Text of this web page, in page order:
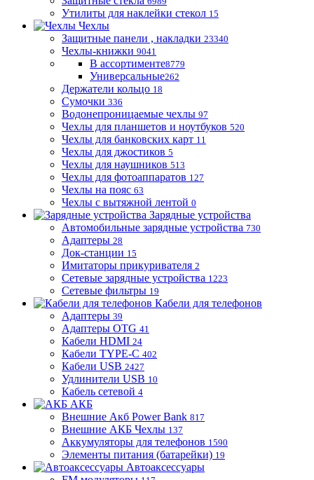
Утилиты для наклейки стекол 15
Чехлы
Защитные панели , накладки 23340
Чехлы-книжки 9041
В ассортименте8779
Универсальные262
Держатели кольцо 18
Сумочки 336
Водонепроницаемые чехлы 97
Чехлы для планшетов и ноутбуков 520
Чехлы для банковских карт 11
Чехлы для джостиков 5
Чехлы для наушников 513
Чехлы для фотоаппаратов 127
Чехлы на пояс 63
Чехлы с вытяжной лентой 0
Зарядные устройства
Автомобильные зарядные устройства 730
Адаптеры 28
Док-станции 15
Имитаторы прикуривателя 2
Сетевые зарядные устройства 1223
Сетевые фильтры 19
Кабели для телефонов
Адаптеры 39
Адаптеры OTG 41
Кабели HDMI 24
Кабели TYPE-C 402
Кабели USB 2427
Удлинители USB 10
Кабель сетевой 4
АКБ
Внешние Акб Power Bank 817
Внешние АКБ Чехлы 137
Аккумуляторы для телефонов 1590
Элементы питания (батарейки) 19
Автоаксессуары